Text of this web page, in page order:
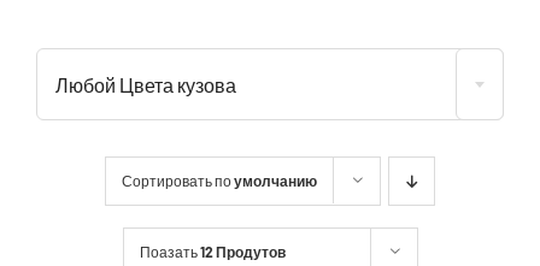
Любой Цвета кузова
Сортировать поумолчанию
Поазать12 Продутов